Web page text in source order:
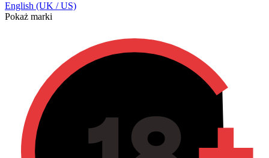
English (UK / US)
Pokaż marki